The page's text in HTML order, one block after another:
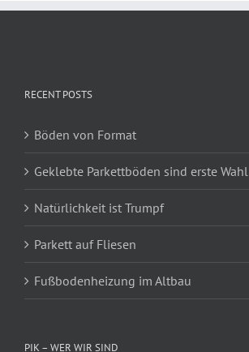
RECENT POSTS
Böden von Format
Geklebte Parkettböden sind erste Wahl
Natürlichkeit ist Trumpf
Parkett auf Fliesen
Fußbodenheizung im Altbau
PIK – WER WIR SIND